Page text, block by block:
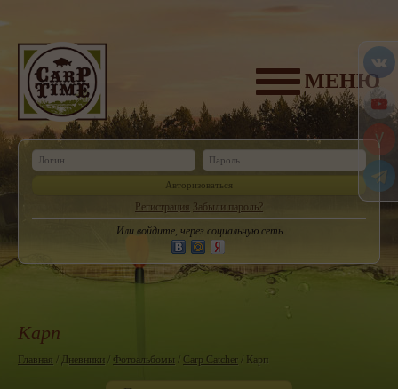
МЕНЮ
Авторизоваться
Регистрация Забыли пароль?
Или войдите, через социальную сеть
Карп
Главная / Дневники / Фотоальбомы / Carp Catcher / Карп